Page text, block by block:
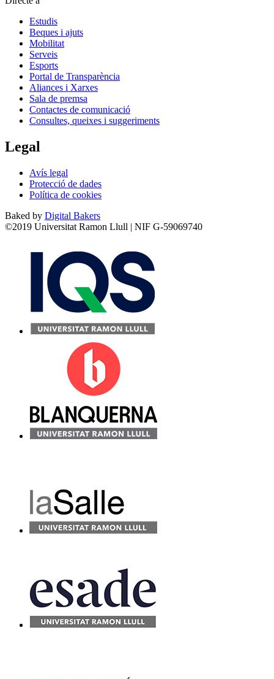
Estudis
Beques i ajuts
Mobilitat
Serveis
Esports
Portal de Transparència
Aliances i Xarxes
Sala de premsa
Contactes de comunicació
Consultes, queixes i suggeriments
Legal
Avís legal
Protecció de dades
Política de cookies
Baked by Digital Bakers
©2019 Universitat Ramon Llull | NIF G-59069740